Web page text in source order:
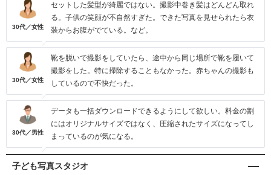
30代／女性
セットした髪型が綺麗ではない。撮影中巻き髪はどんどん取れ
る。子供の笑顔が不自然すぎた。できた写真を見せられたら衣
装からお腹がでている。など。
30代／女性
靴を脱いで撮影をしていたら、途中から同じ場所で靴を履いて
撮影をした。特に掃除することもなかった。赤ちゃんの撮影も
しているので不快だった。
30代／男性
データも一括ダウンロードできるようにして欲しい。料金の割
にはオリジナルサイズではなく、圧縮されたサイズになってし
まっているのが気になる。
子ども写真スタジオ